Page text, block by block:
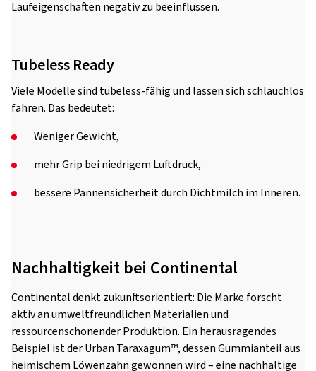
Laufeigenschaften negativ zu beeinflussen.
Tubeless Ready
Viele Modelle sind tubeless-fähig und lassen sich schlauchlos
fahren. Das bedeutet:
Weniger Gewicht,
mehr Grip bei niedrigem Luftdruck,
bessere Pannensicherheit durch Dichtmilch im Inneren.
Nachhaltigkeit bei Continental
Continental denkt zukunftsorientiert: Die Marke forscht
aktiv an umweltfreundlichen Materialien und
ressourcenschonender Produktion. Ein herausragendes
Beispiel ist der Urban Taraxagum™, dessen Gummianteil aus
heimischem Löwenzahn gewonnen wird – eine nachhaltige